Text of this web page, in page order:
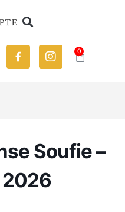
0
Soufie –
2026